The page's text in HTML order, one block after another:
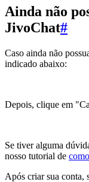
Ainda não
JivoChat#
Caso ainda não
indicado abaixo:
Depois, clique em
Se tiver alguma
nosso tutorial de
Após criar sua conta,